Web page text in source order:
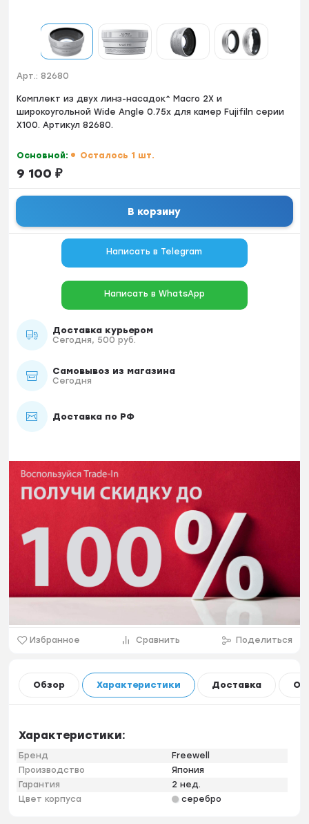
Арт.: 82680
Комплект из двух линз-насадок^ Macro 2X и
широкоугольной Wide Angle 0.75x для камер Fujifiln серии
X100. Артикул 82680.
Основной: Осталось 1 шт.
9 100 ₽
В корзину
Написать в Telegram
Написать в WhatsApp
Доставка курьером
Сегодня, 500 руб.
Самовывоз из магазина
Сегодня
Доставка по РФ
Избранное Сравнить Поделиться
Обзор Характеристики Доставка
Характеристики:
Бренд
Freewell
Производство
Япония
Гарантия
2 нед.
Цвет корпуса
серебро